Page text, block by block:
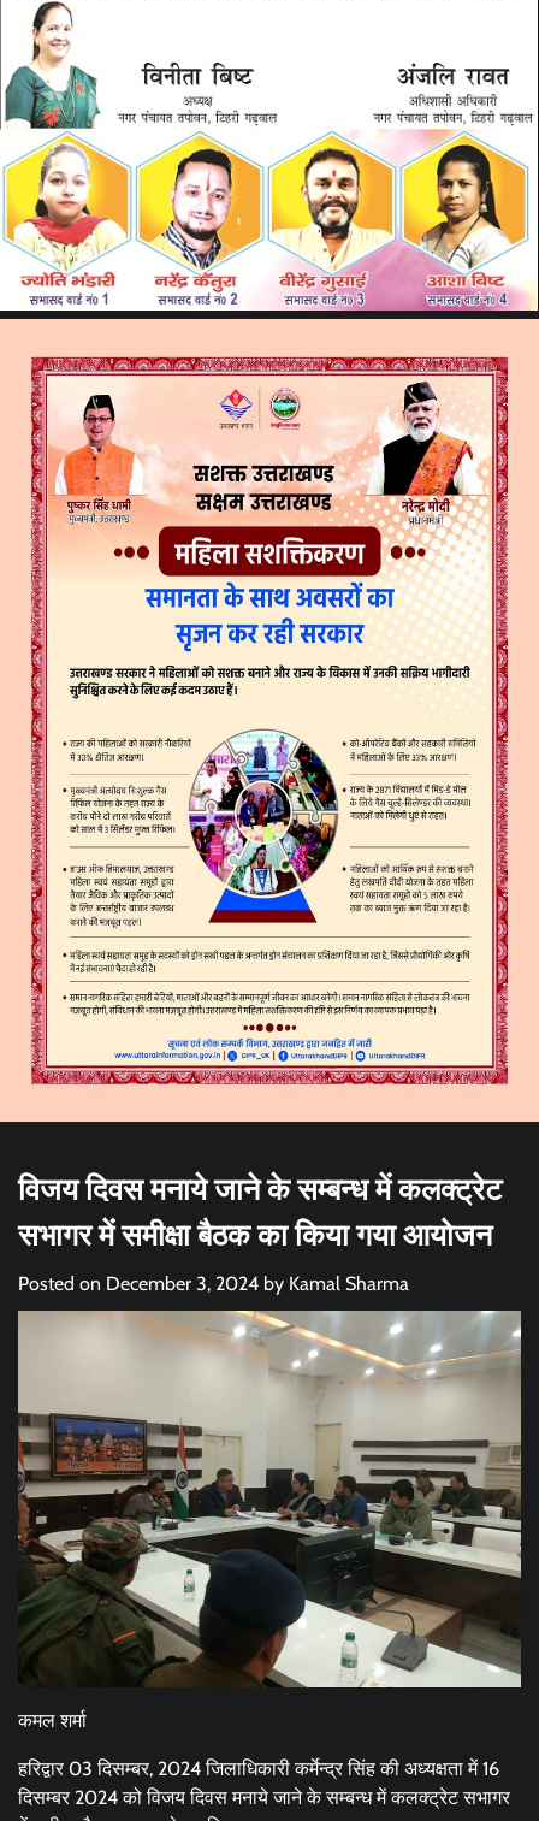
विजय दिवस मनाये जाने के सम्बन्ध में कलक्ट्रेट
सभागर में समीक्षा बैठक का किया गया आयोजन
Posted on December 3, 2024 by Kamal Sharma
कमल शर्मा
हरिद्वार 03 दिसम्बर, 2024 जिलाधिकारी कर्मेन्द्र सिंह की अध्यक्षता में 16
दिसम्बर 2024 को विजय दिवस मनाये जाने के सम्बन्ध में कलक्ट्रेट सभागर